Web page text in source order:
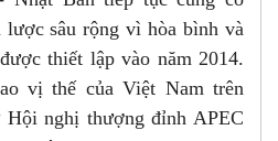
lược sâu rộng vì hòa bình và
thiết lập vào năm 2014.
vị thế của Việt Nam trên
nghị thượng đỉnh APEC